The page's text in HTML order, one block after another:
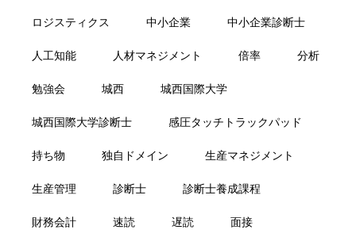
ロジスティクス 中小企業 中小企業診断士
人工知能 人材マネジメント 倍率 分析
勉強会 城西 城西国際大学
城西国際大学診断士 感圧タッチトラックパッド
持ち物 独自ドメイン 生産マネジメント
生産管理 診断士 診断士養成課程
財務会計 速読 遅読 面接